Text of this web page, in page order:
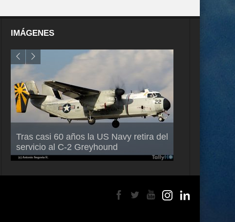
IMÁGENES
Tras casi 60 años la US Navy retira del
servicio al C-2 Greyhound
Air France-KLM anuncia a Guilhem
Mallet como nuevo Director General
para América Latina